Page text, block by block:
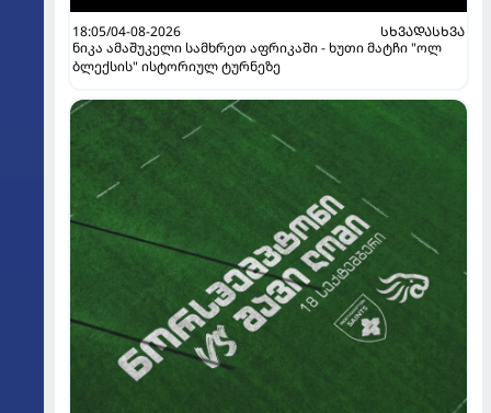
18:05/04-08-2026
ᲡᲮᲕᲐᲓᲐᲡᲮᲕᲐ
ნიკა ამაშუკელი სამხრეთ აფრიკაში - ხუთი მატჩი "ოლ
ბლექსის" ისტორიულ ტურნეზე